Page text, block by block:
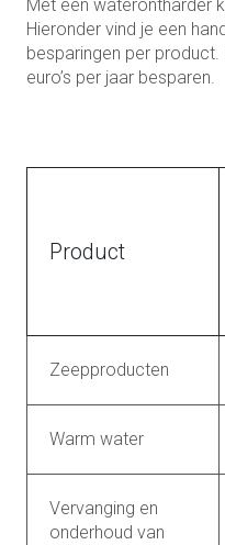
Met een waterontharder
Hieronder vind je een
besparingen per
euro’s per jaar besparen.
Product
Zeepproducten
Warm water
Vervanging en
onderhoud van